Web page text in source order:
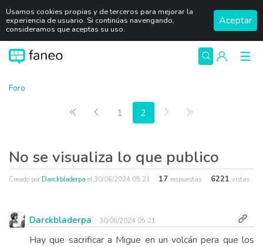
Usamos cookies propias y de terceros para mejorar la
experiencia de usuario. Si continúas navengando,
consideramos que aceptas su uso.
Aceptar
Foro
Primera página
Anterior
1 2 Siguiente
No se visualiza lo que publico
Creado por Darckbladerpa el 30/06/2024 05:21 17 respuestas 6221 vistas
Darckbladerpa 30/06/2024 05:21
Hay que sacrificar a Migue en un volcán pera que los